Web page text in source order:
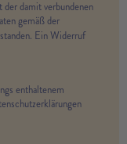
damit verbundenen
gemäß der
Ein Widerruf
enthaltenem